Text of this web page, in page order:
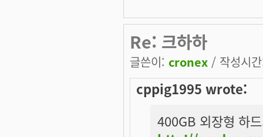
Re: 크하하
글쓴이: cronex / 작성시
cppig1995 wrote:
400GB 외장형 하